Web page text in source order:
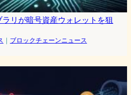
リが暗号資産ウォレットを狙
｜ ブロックチェーンニュース